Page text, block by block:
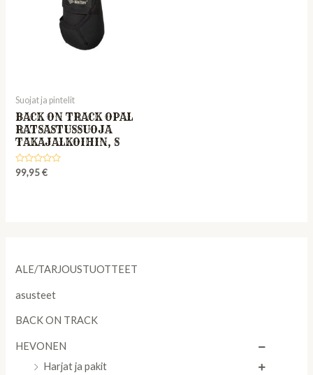
ALE/TARJOUSTUOTTEET
asusteet
BACK ON TRACK
HEVONEN
Harjat ja pakit
Suojat ja pintelit
BACK ON TRACK OPAL
RATSASTUSSUOJA
TAKAJALKOIHIN, S
Rated
0
99,95€